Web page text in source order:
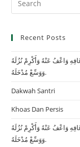
Recent Posts
وَاعْفُ عَنْهُ وَأَكْرِمْ نُزُلَهُ
وَوَسِّعْ مُدْخَلَهُ.
Dakwah Santri
Khoas Dan Persis
وَاعْفُ عَنْهُ وَأَكْرِمْ نُزُلَهُ
وَوَسِّعْ مُدْخَلَهُ.